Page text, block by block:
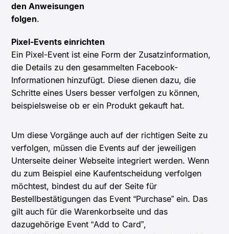
den Anweisungen
folgen.
Pixel-Events einrichten
Ein Pixel-Event ist eine Form der Zusatzinformation,
die Details zu den gesammelten Facebook-
Informationen hinzufügt. Diese dienen dazu, die
Schritte eines Users besser verfolgen zu können,
beispielsweise ob er ein Produkt gekauft hat.
Um diese Vorgänge auch auf der richtigen Seite zu
verfolgen, müssen die Events auf der jeweiligen
Unterseite deiner Webseite integriert werden. Wenn
du zum Beispiel eine Kaufentscheidung verfolgen
möchtest, bindest du auf der Seite für
Bestellbestätigungen das Event “Purchase” ein. Das
gilt auch für die Warenkorbseite und das
dazugehörige Event “Add to Card”,